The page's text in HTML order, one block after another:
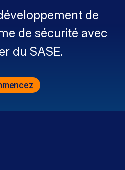
de
de sécurité avec
du SASE.